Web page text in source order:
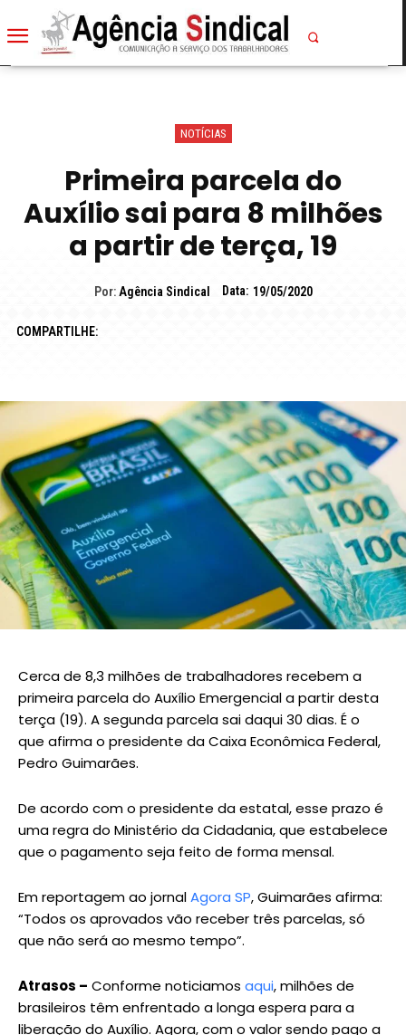
NOTÍCIAS
Primeira parcela do
Auxílio sai para 8 milhões
a partir de terça, 19
Por: Agência Sindical Data: 19/05/2020
COMPARTILHE:
Cerca de 8,3 milhões de trabalhadores recebem a
primeira parcela do Auxílio Emergencial a partir desta
terça (19). A segunda parcela sai daqui 30 dias. É o
que afirma o presidente da Caixa Econômica Federal,
Pedro Guimarães.
De acordo com o presidente da estatal, esse prazo é
uma regra do Ministério da Cidadania, que estabelece
que o pagamento seja feito de forma mensal.
Em reportagem ao jornalAgora SP, Guimarães afirma:
“Todos os aprovados vão receber três parcelas, só
que não será ao mesmo tempo”.
Atrasos – Conforme noticiamos aqui, milhões de
brasileiros têm enfrentado a longa espera para a
liberação do Auxílio. Agora, com o valor sendo pago a